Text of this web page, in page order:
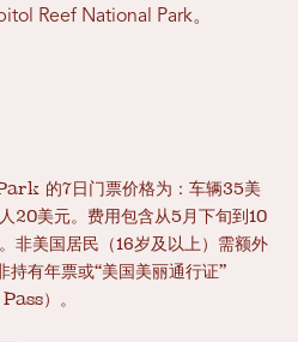
Reef National Park。
的7日门票价格为：车辆35美
20美元。费用包含从5月下旬到10
非美国居民（16岁及以上）需额外
有年票或“美国美丽通行证”
）。